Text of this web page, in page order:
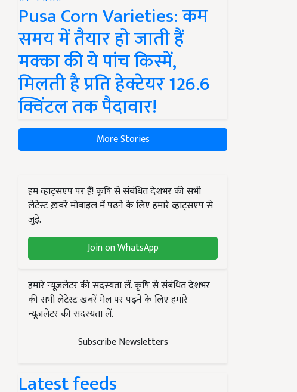
Pusa Corn Varieties: कम
समय में तैयार हो जाती हैं
मक्का की ये पांच किस्में,
मिलती है प्रति हेक्टेयर 126.6
क्विंटल तक पैदावार!
More Stories
हम व्हाट्सएप पर हैं! कृषि से संबंधित देशभर की सभी
लेटेस्ट ख़बरें मोबाइल में पढ़ने के लिए हमारे व्हाट्सएप से
जुड़ें.
Join on WhatsApp
हमारे न्यूज़लेटर की सदस्यता लें. कृषि से संबंधित देशभर
की सभी लेटेस्ट ख़बरें मेल पर पढ़ने के लिए हमारे
न्यूज़लेटर की सदस्यता लें.
Subscribe Newsletters
Latest feeds